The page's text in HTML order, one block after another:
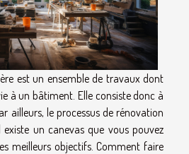
est un ensemble de travaux dont
à un bâtiment. Elle consiste donc à
ailleurs, le processus de rénovation
un canevas que vous pouvez
meilleurs objectifs. Comment faire